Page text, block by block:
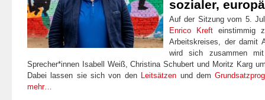
sozialer,
Auf der Sitzung vom 5.
Enrico Kreft einstimmig
Arbeitskreises, der damit
wird sich zusammen mit
Sprecher*innen Isabell Weiß, Christina Schubert und Moritz Karg
Dabei lassen sie sich von den Leitsätzen und dem
mehr…